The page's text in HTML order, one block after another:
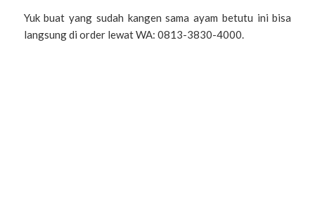
Yuk buat yang sudah kangen sama ayam betutu ini bisa
langsung di order lewat WA: 0813-3830-4000.